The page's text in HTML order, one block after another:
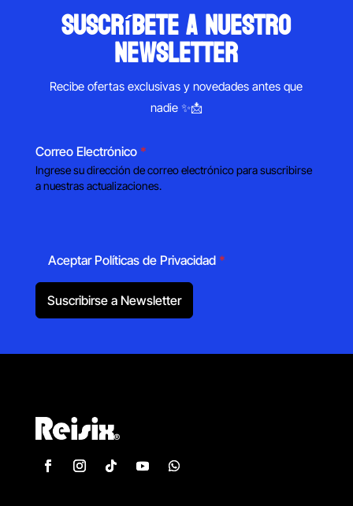
suscríbete a nuestro
newsletter
Recibe ofertas exclusivas y novedades antes que
nadie ✨📩
Correo Electrónico *
Ingrese su dirección de correo electrónico para suscribirse
a nuestras actualizaciones.
Aceptar Políticas de Privacidad *
Suscribirse a Newsletter